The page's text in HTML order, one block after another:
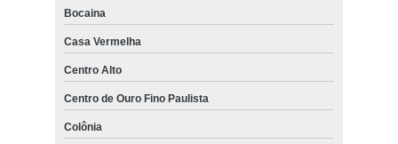
Bocaina
Casa Vermelha
Centro Alto
Centro de Ouro Fino Paulista
Colônia